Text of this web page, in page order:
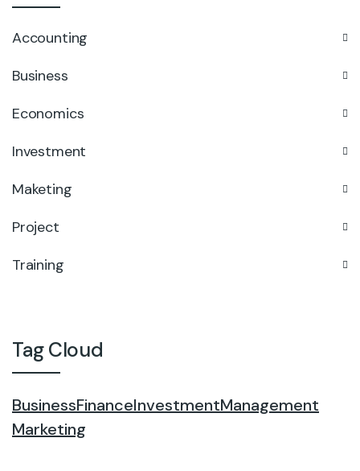
Accounting
Business
Economics
Investment
Maketing
Project
Training
Tag Cloud
BusinessFinanceInvestmentManagement
Marketing